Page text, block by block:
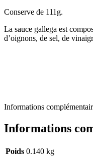
Conserve de 111g.
La sauce gallega est
d’oignons, de sel, de
Informations
Informations
Poids 0.140 kg